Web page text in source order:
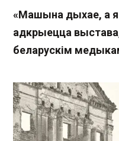
«Машына дыхае, а я
адкрыецца
беларускім